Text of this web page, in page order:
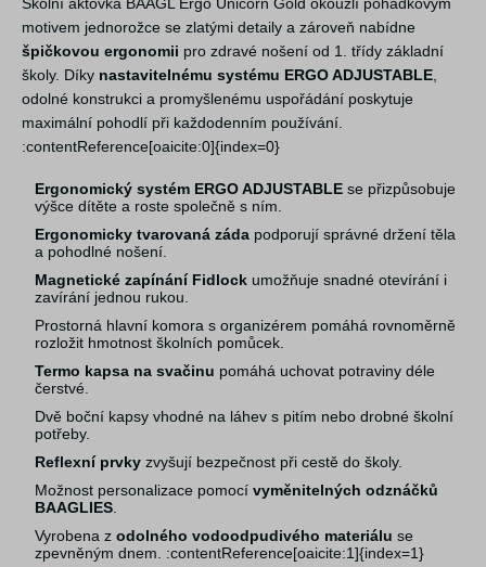
Školní aktovka BAAGL Ergo Unicorn Gold okouzlí pohádkovým
motivem jednorožce se zlatými detaily a zároveň nabídne
špičkovou ergonomii pro zdravé nošení od 1. třídy základní
školy. Díky nastavitelnému systému ERGO ADJUSTABLE,
odolné konstrukci a promyšlenému uspořádání poskytuje
maximální pohodlí při každodenním používání.
:contentReference[oaicite:0]{index=0}
Ergonomický systém ERGO ADJUSTABLE se přizpůsobuje
výšce dítěte a roste společně s ním.
Ergonomicky tvarovaná záda podporují správné držení těla
a pohodlné nošení.
Magnetické zapínání Fidlock umožňuje snadné otevírání i
zavírání jednou rukou.
Prostorná hlavní komora s organizérem pomáhá rovnoměrně
rozložit hmotnost školních pomůcek.
Termo kapsa na svačinu pomáhá uchovat potraviny déle
čerstvé.
Dvě boční kapsy vhodné na láhev s pitím nebo drobné školní
potřeby.
Reflexní prvky zvyšují bezpečnost při cestě do školy.
Možnost personalizace pomocí vyměnitelných odznáčků
BAAGLIES.
Vyrobena z odolného vodoodpudivého materiálu se
zpevněným dnem. :contentReference[oaicite:1]{index=1}